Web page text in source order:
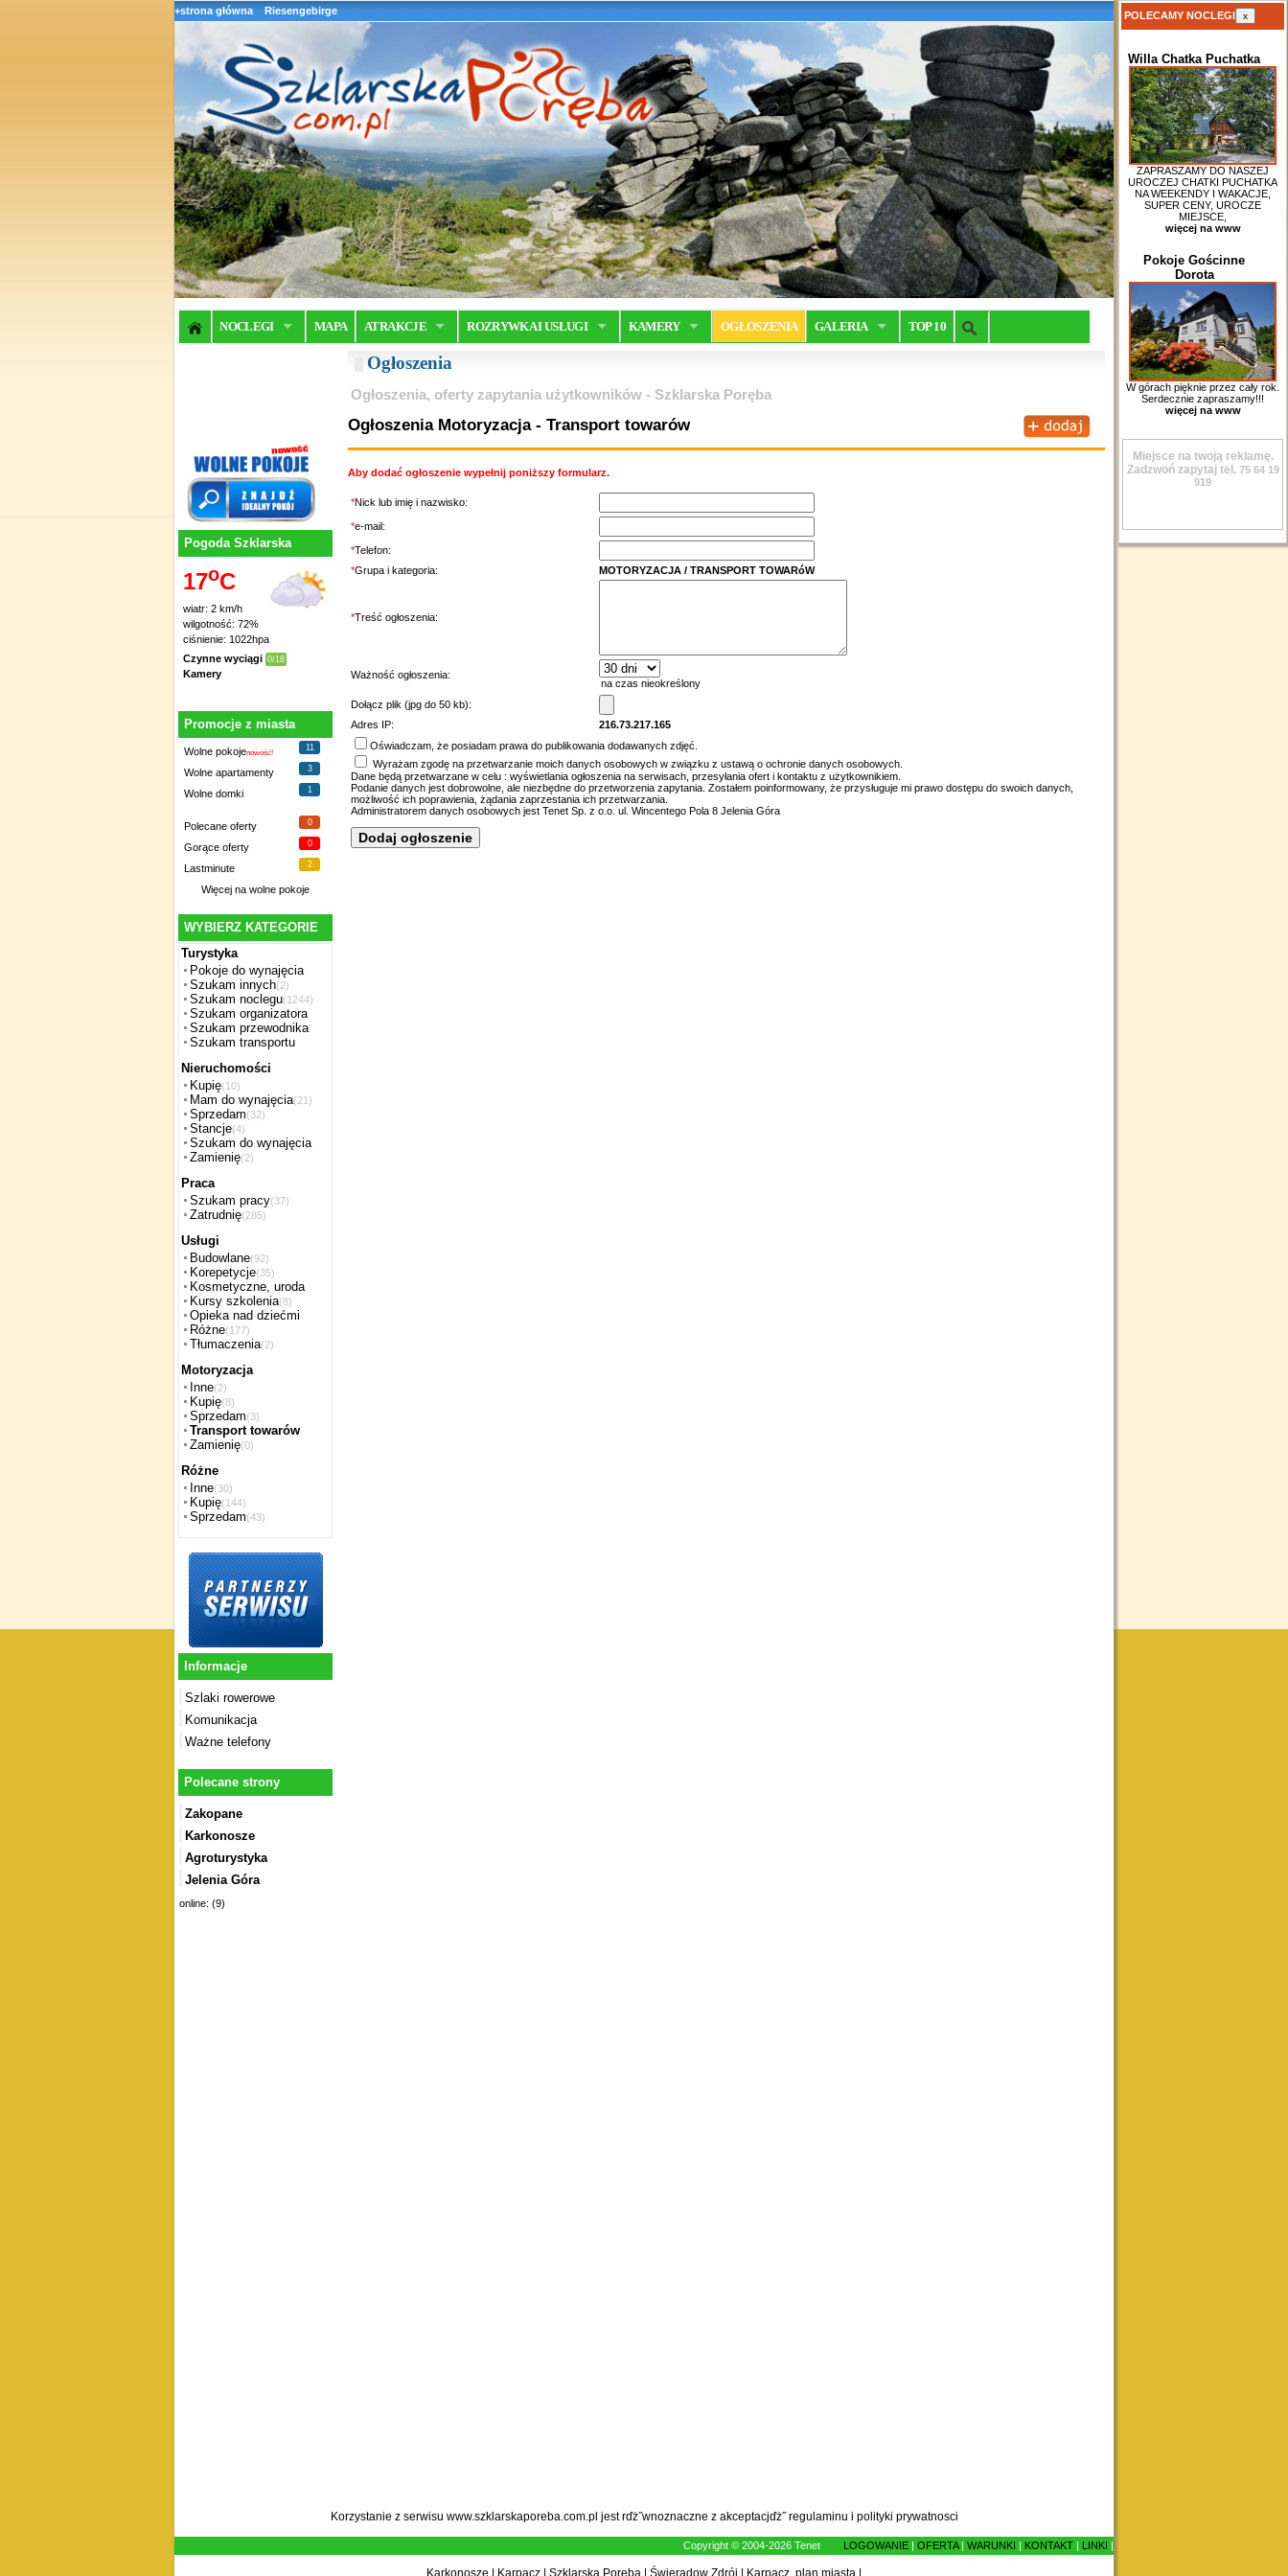
+strona główna Riesengebirge
NOCLEGI MAPA ATRAKCJE ROZRYWKA I USŁUGI KAMERY OGŁOSZENIA GALERIA TOP 10
Pogoda Szklarska
17oC
wiatr: 2 km/h
wilgotność: 72%
ciśnienie: 1022hpa
Czynne wyciągi 0/18
Kamery
Promocje z miasta
Wolne pokojenowość!
11
Wolne apartamenty 3
Wolne domki 1
Polecane oferty 0
Gorące oferty 0
Lastminute 2
Więcej na wolne pokoje
WYBIERZ KATEGORIE
Turystyka
Pokoje do wynajęcia
Szukam innych(2)
Szukam noclegu(1244)
Szukam organizatora
Szukam przewodnika
Szukam transportu
Nieruchomości
Kupię(10)
Mam do wynajęcia(21)
Sprzedam(32)
Stancje(4)
Szukam do wynajęcia
Zamienię(2)
Praca
Szukam pracy(37)
Zatrudnię(285)
Usługi
Budowlane(92)
Korepetycje(35)
Kosmetyczne, uroda
Kursy szkolenia(8)
Opieka nad dziećmi
Różne(177)
Tłumaczenia(2)
Motoryzacja
Inne(2)
Kupię(8)
Sprzedam(3)
Transport towarów
Zamienię(0)
Różne
Inne(30)
Kupię(144)
Sprzedam(43)
Informacje
Szlaki rowerowe
Komunikacja
Ważne telefony
Polecane strony
Zakopane
Karkonosze
Agroturystyka
Jelenia Góra
online: (9)
Ogłoszenia
Ogłoszenia, oferty zapytania użytkowników - Szklarska Poręba
Ogłoszenia Motoryzacja - Transport towarów
Aby dodać ogłoszenie wypełnij poniższy formularz.
*Nick lub imię i nazwisko:
*e-mail:
*Telefon:
*Grupa i kategoria: MOTORYZACJA / TRANSPORT TOWARóW
*Treść ogłoszenia:
Ważność ogłoszenia:
Dołącz plik (jpg do 50 kb):
Adres IP:
216.73.217.165
Oświadczam, że posiadam prawa do publikowania dodawanych zdjęć.
Wyrażam zgodę na przetwarzanie moich danych osobowych w związku z ustawą o ochronie danych osobowych.
Dane będą przetwarzane w celu : wyświetlania ogłoszenia na serwisach, przesyłania ofert i kontaktu z użytkownikiem.
Podanie danych jest dobrowolne, ale niezbędne do przetworzenia zapytania. Zostałem poinformowany, że przysługuje mi prawo dostępu do swoich danych,
możliwość ich poprawienia, żądania zaprzestania ich przetwarzania.
Administratorem danych osobowych jest Tenet Sp. z o.o. ul. Wincentego Pola 8 Jelenia Góra
Korzystanie z serwisu www.szklarskaporeba.com.pl jest rďż˝wnoznaczne z akceptacjďż˝regulaminu i polityki prywatnosci
Copyright © 2004-2026 Tenet LOGOWANIE | OFERTA| WARUNKI | KONTAKT | LINKI |
Karkonosze Karpacz Szklarska Poręba Świeradow Zdrój Karpacz, plan miasta
POLECAMY NOCLEGI x
Willa Chatka Puchatka
ZAPRASZAMY DO NASZEJ
UROCZEJ CHATKI PUCHATKA
NA WEEKENDY I WAKACJE,
SUPER CENY, UROCZE
MIEJSCE,
więcej na www
Pokoje Gościnne
Dorota
W górach pięknie przez cały rok.
Serdecznie zapraszamy!!!
więcej na www
Miejsce na twoją reklamę.
Zadzwoń zapytaj tel. 75 64 19
919